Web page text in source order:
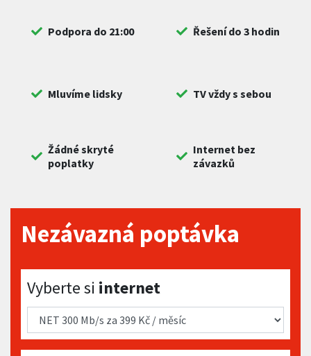
Podpora do 21:00 Řešení do 3 hodin
Mluvíme lidsky TV vždy s sebou
Žádné skryté
poplatky
Internet bez
závazků
Nezávazná poptávka
Vyberte si internet
Vyberte si internet